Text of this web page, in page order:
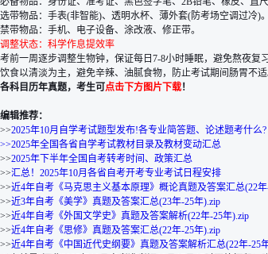
选带物品：手表(非智能)、透明水杯、薄外套(防考场空调过冷)。
禁带物品：手机、电子设备、涂改液、修正带。
调整状态：科学作息提效率
考前一周逐步调整生物钟，保证每日7-8小时睡眠，避免熬夜复习
饮食以清淡为主，避免辛辣、油腻食物，防止考试期间肠胃不适
各科目历年真题，考生可 点击下方图片下载！
编辑推荐：
>>2025年10月自学考试题型发布!各专业简答题、论述题考什么?
>>2025年全国各省自学考试教材目录及教材变动汇总
>>2025年下半年全国自考转考时间、政策汇总
>>汇总！2025年10月各省自考开考专业考试日程安排
>>近4年自考《马克思主义基本原理》概论真题及答案汇总(22
>>近3年自考《美学》真题及答案汇总(23年-25年).zip
>>近4年自考《外国文学史》真题及答案解析(22年-25年).zip
>>近4年自考《思修》真题及答案汇总(22年-25年).zip
>>近4年自考《中国近代史纲要》真题及答案解析汇总(22年-25